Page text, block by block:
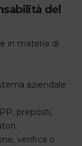
del
in materia di
aziendale
preposti,
verifica o